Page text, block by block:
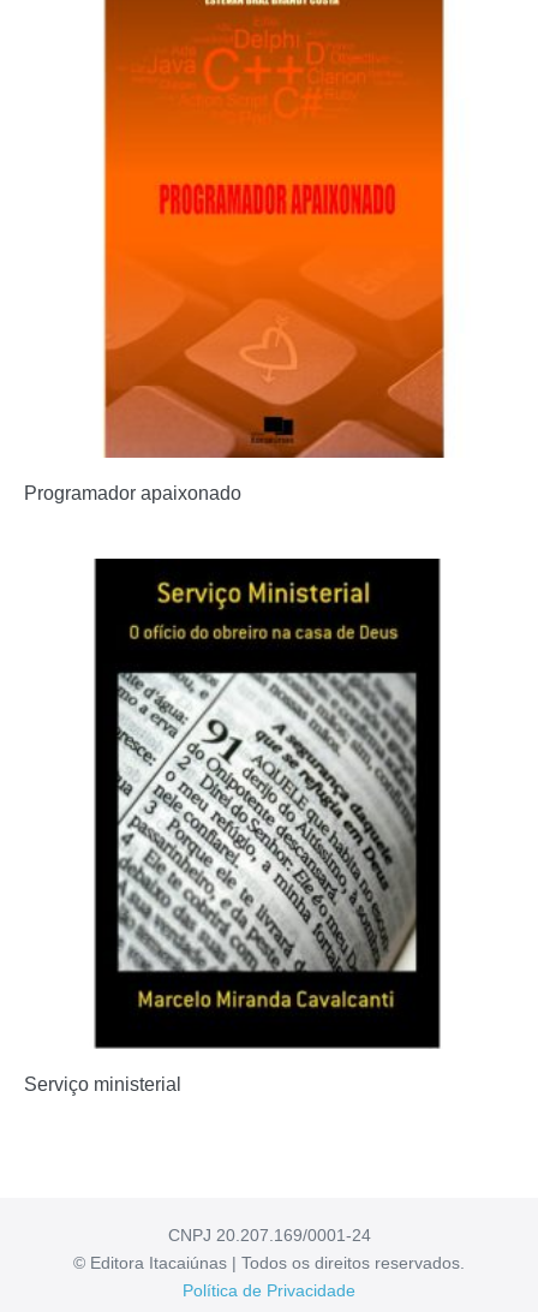
Programador apaixonado
Serviço ministerial
CNPJ 20.207.169/0001-24
© Editora Itacaiúnas | Todos os direitos reservados.
Política de Privacidade